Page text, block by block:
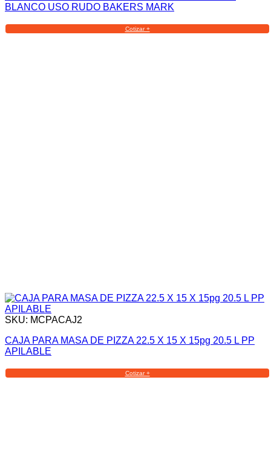
BLANCO USO RUDO BAKERS MARK
Cotizar +
SKU: MCPACAJ2
CAJA PARA MASA DE PIZZA 22.5 X 15 X 15pg 20.5 L PP
APILABLE
Cotizar +